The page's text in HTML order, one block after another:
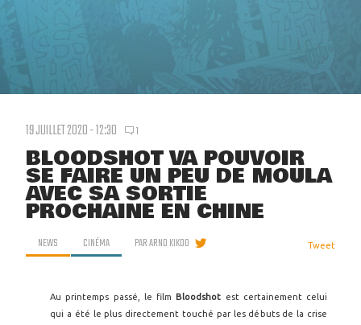
19 JUILLET 2020 - 12:30 1
BLOODSHOT VA POUVOIR
SE FAIRE UN PEU DE MOULA
AVEC SA SORTIE
PROCHAINE EN CHINE
NEWS CINÉMA PARARNO KIKOO Tweet
Au printemps passé, le film Bloodshot est certainement celui
qui a été le plus directement touché par les débuts de la crise